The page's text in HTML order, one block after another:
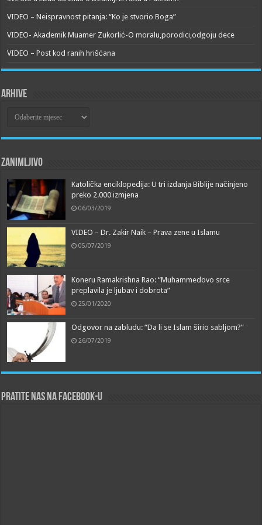
VIDEO – Neispravnost pitanja: “Ko je stvorio Boga”
VIDEO- Akademik Muamer Zukorlić-O moralu,porodici,odgoju dece
VIDEO – Post kod ranih hrišćana
Arhive
Zanimljivo
Katolička enciklopedija: U tri izdanja Biblije načinjeno
preko 2.000 izmjena
06/03/2019
VIDEO – Dr. Zakir Naik – Prava zene u Islamu
05/07/2019
Koneru Ramakrishna Rao: “Muhammedovo srce
preplavila je ljubav i dobrota”
25/01/2020
Odgovor na zabludu: “Da li se Islam širio sabljom?”
26/07/2019
Pratite nas na Facebook-u